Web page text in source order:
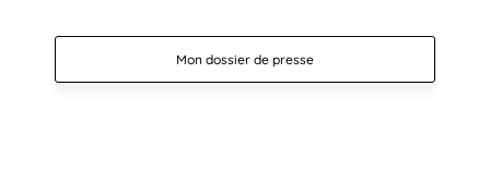
Mon dossier de presse